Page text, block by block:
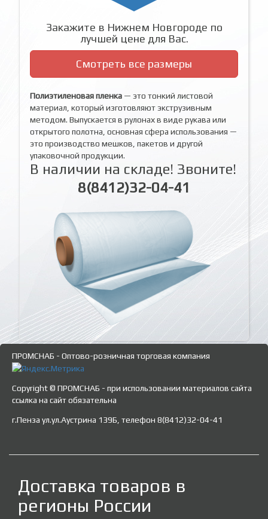
Закажите в Нижнем Новгороде по
лучшей цене для Вас.
Смотреть все размеры
Полиэтиленовая пленка — это тонкий листовой
материал, который изготовляют экструзивным
методом. Выпускается в рулонах в виде рукава или
открытого полотна, основная сфера использования —
это производство мешков, пакетов и другой
упаковочной продукции.
В наличии на складе! Звоните!
8(8412)32-04-41
ПРОМСНАБ - Оптово-розничная торговая компания
Copyright © ПРОМСНАБ - при использовании материалов сайта
ссылка на сайт обязательна
г.Пенза ул.ул.Аустрина 139Б, телефон 8(8412)32-04-41
Доставка товаров в
регионы России